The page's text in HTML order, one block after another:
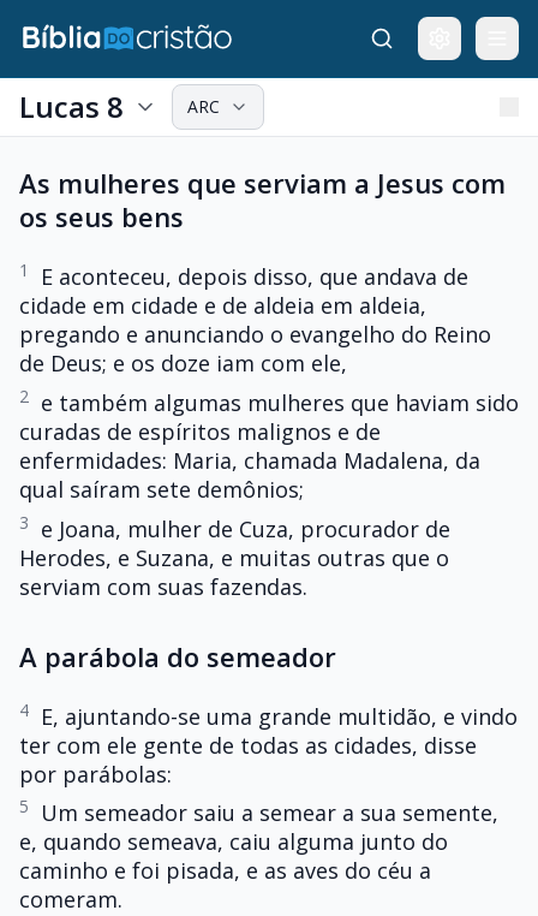
Lucas 8 ARC
As mulheres que serviam a Jesus com
os seus bens
1
E aconteceu, depois disso, que andava de
cidade em cidade e de aldeia em aldeia,
pregando e anunciando o evangelho do Reino
de Deus; e os doze iam com ele,
2
e também algumas mulheres que haviam sido
curadas de espíritos malignos e de
enfermidades: Maria, chamada Madalena, da
qual saíram sete demônios;
3
e Joana, mulher de Cuza, procurador de
Herodes, e Suzana, e muitas outras que o
serviam com suas fazendas.
A parábola do semeador
4
E, ajuntando-se uma grande multidão, e vindo
ter com ele gente de todas as cidades, disse
por parábolas:
5
Um semeador saiu a semear a sua semente,
e, quando semeava, caiu alguma junto do
caminho e foi pisada, e as aves do céu a
comeram.